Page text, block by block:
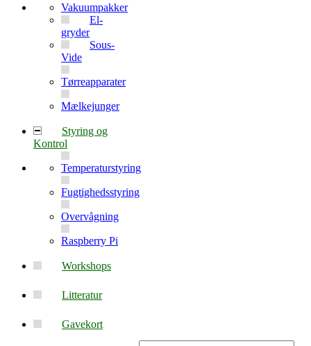
Vakuumpakker
El-
gryder
Sous-
Vide
Tørreapparater
Mælkejunger
Styring og
Kontrol
Temperaturstyring
Fugtighedsstyring
Overvågning
Raspberry Pi
Workshops
Litteratur
Gavekort